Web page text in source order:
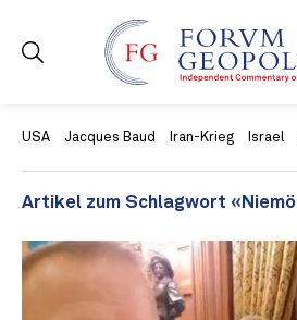
USA Jacques Baud Iran-Krieg Israel
Artikel zum Schlagwort